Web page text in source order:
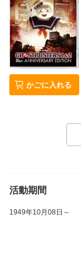
かごに入れる
活動期間
1949年10月08日 ～